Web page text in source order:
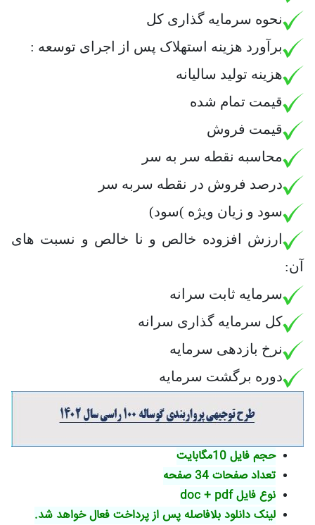
نحوه سرمایه گذاری کل
برآورد هزینه استهلاک پس از اجرای توسعه :
هزینه تولید سالیانه
قیمت تمام شده
قیمت فروش
محاسبه نقطه سر به سر
درصد فروش در نقطه سربه سر
سود و زیان ویژه )سود)
ارزش افزوده خالص و نا خالص و نسبت های
آن:
سرمایه ثابت سرانه
کل سرمایه گذاری سرانه
نرخ بازدهی سرمایه
دوره برگشت سرمایه
حجم فایل 10مگابایت
تعداد صفحات 34 صفحه
نوع فایل doc + pdf
لینک دانلود بلافاصله پس از پرداخت فعال خواهد شد.